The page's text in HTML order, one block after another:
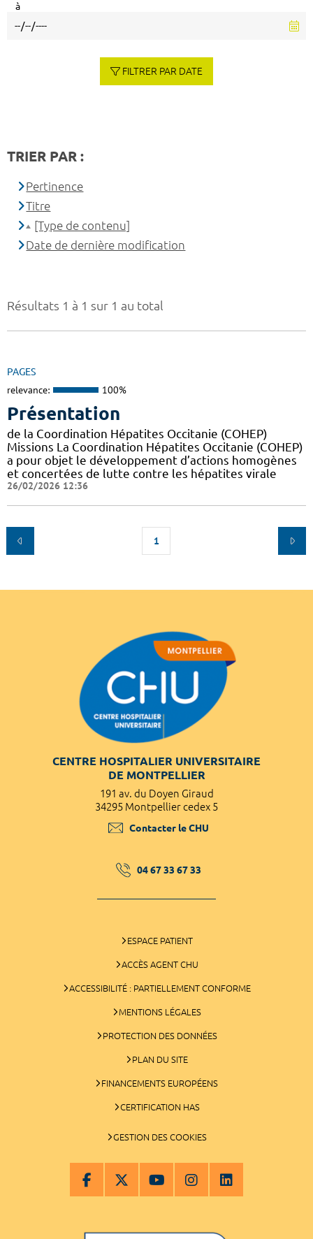
Résultats 1 à 1 sur 1 au total
PAGES
relevance: 100%
Présentation
de la Coordination Hépatites Occitanie (COHEP)
Missions La Coordination Hépatites Occitanie (COHEP)
a pour objet le développement d’actions homogènes
et concertées de lutte contre les hépatites virale
26/02/2026 12:36
1
à
FILTRER PAR DATE
TRIER PAR :
Pertinence
Titre
[Type de contenu]
Date de dernière modification
CENTRE HOSPITALIER UNIVERSITAIRE
DE MONTPELLIER
191 av. du Doyen Giraud
34295 Montpellier cedex 5
Contacter le CHU
04 67 33 67 33
ESPACE PATIENT
ACCÈS AGENT CHU
ACCESSIBILITÉ : PARTIELLEMENT CONFORME
MENTIONS LÉGALES
PROTECTION DES DONNÉES
PLAN DU SITE
FINANCEMENTS EUROPÉENS
CERTIFICATION HAS
GESTION DES COOKIES